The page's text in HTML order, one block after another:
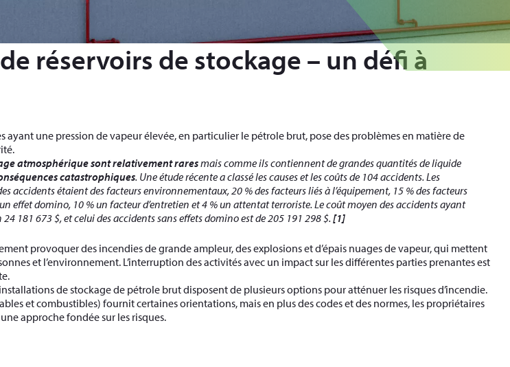
réservoirs de stockage – un défi à
ayant une pression de vapeur élevée, en particulier le pétrole brut, pose des problèmes en matière de
atmosphérique sont relativement raresmais comme ils contiennent de grandes quantités de liquide
catastrophiques. Une étude récente a classé les causes et les coûts de 104 accidents. Les
accidents étaient des facteurs environnementaux, 20 % des facteurs liés à l’équipement, 15 % des facteurs
effet domino, 10 % un facteur d’entretien et 4 % un attentat terroriste. Le coût moyen des accidents ayant
181 673 $, et celui des accidents sans effets domino est de 205 191 298 $. [1]
provoquer des incendies de grande ampleur, des explosions et d’épais nuages de vapeur, qui mettent
et l’environnement. L’interruption des activités avec un impact sur les différentes parties prenantes est
de stockage de pétrole brut disposent de plusieurs options pour atténuer les risques d’incendie.
et combustibles) fournit certaines orientations, mais en plus des codes et des normes, les propriétaires
approche fondée sur les risques.